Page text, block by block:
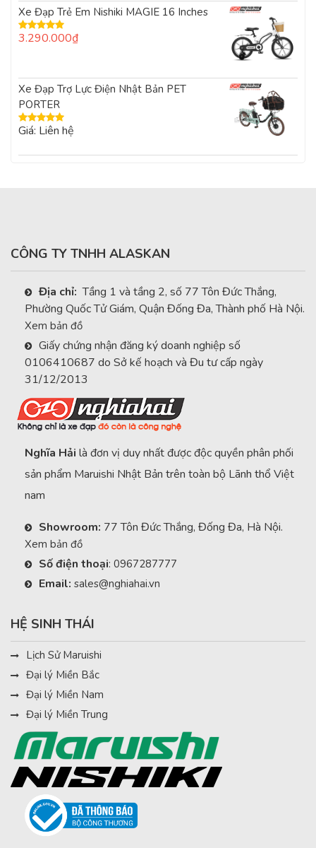
Xe Đạp Trẻ Em Nishiki MAGIE 16 Inches
Được xếp
3.290.000₫
Xe Đạp Trợ Lực Điện Nhật Bản PET
PORTER
Được xếp
Giá: Liên hệ
CÔNG TY TNHH ALASKAN
Địa chỉ: Tầng 1 và tầng 2, số 77 Tôn Đức Thắng,
Phường Quốc Tử Giám, Quận Đống Đa, Thành phố Hà Nội.
Xem bản đồ
Giấy chứng nhận đăng ký doanh nghiệp số
0106410687 do Sở kế hoạch và Đu tư cấp ngày
31/12/2013
Nghĩa Hải là đơn vị duy nhất được độc quyền phân phối
sản phẩm Maruishi Nhật Bản trên toàn bộ Lãnh thổ Việt
nam
Showroom: 77 Tôn Đức Thắng, Đống Đa, Hà Nội.
Xem bản đồ
Số điện thoại: 0967287777
Email: sales@nghiahai.vn
HỆ SINH THÁI
Lịch Sử Maruishi
Đại lý Miền Bắc
Đại lý Miền Nam
Đại lý Miền Trung